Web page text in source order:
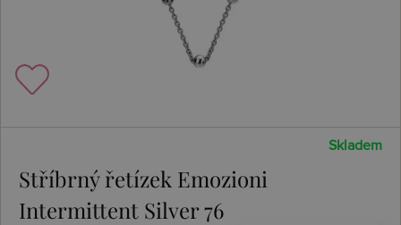
Skladem
Stříbrný řetízek Emozioni
Intermittent Silver 76